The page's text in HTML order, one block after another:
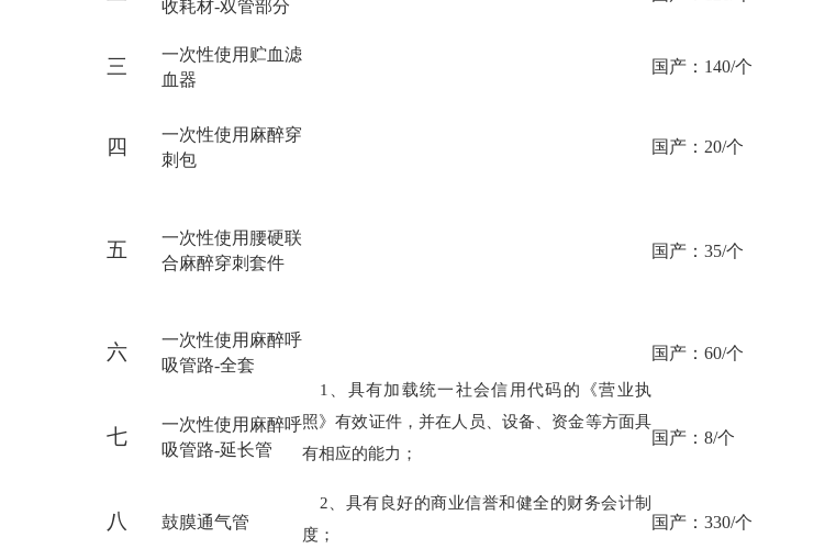
1、 具有加载统一社会信用代码的《营业执
照》有效证件，并在人员、设备、资金等方面具
有相应的能力；
2、具有良好的商业信誉和健全的财务会计制
度；
收耗材-双管部分
三
一次性使用贮血滤
血器
国产： 140/个
四
一次性使用麻醉穿
刺包
国产： 20/个
五
一次性使用腰硬联
合麻醉穿刺套件
国产： 35/个
六
一次性使用麻醉呼
吸管路-全套
国产： 60/个
七
一次性使用麻醉呼
吸管路-延长管
国产： 8/个
八 鼓膜通气管 国产： 330/个